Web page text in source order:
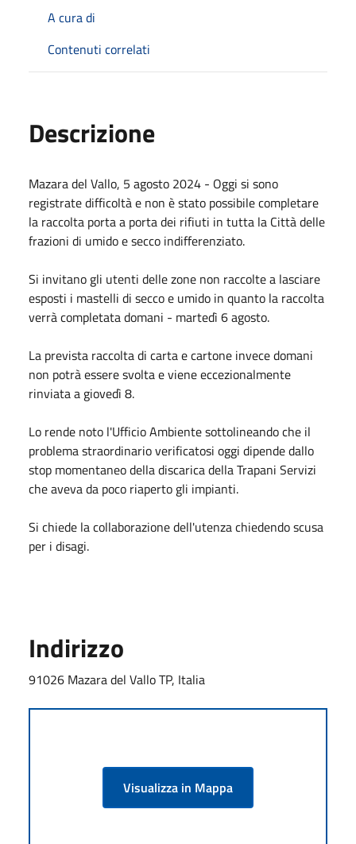
A cura di
Contenuti correlati
Descrizione
Mazara del Vallo, 5 agosto 2024 - Oggi si sono
registrate difficoltà e non è stato possibile completare
la raccolta porta a porta dei rifiuti in tutta la Città delle
frazioni di umido e secco indifferenziato.
Si invitano gli utenti delle zone non raccolte a lasciare
esposti i mastelli di secco e umido in quanto la raccolta
verrà completata domani - martedì 6 agosto.
La prevista raccolta di carta e cartone invece domani
non potrà essere svolta e viene eccezionalmente
rinviata a giovedì 8.
Lo rende noto l'Ufficio Ambiente sottolineando che il
problema straordinario verificatosi oggi dipende dallo
stop momentaneo della discarica della Trapani Servizi
che aveva da poco riaperto gli impianti.
Si chiede la collaborazione dell'utenza chiedendo scusa
per i disagi.
Indirizzo
91026 Mazara del Vallo TP, Italia
Visualizza in Mappa